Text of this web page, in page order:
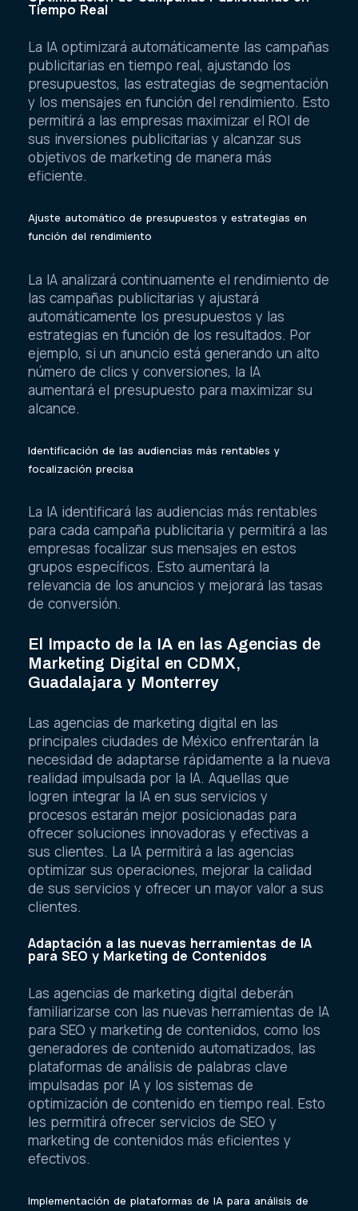
Tiempo Real
La IA optimizará automáticamente las campañas
publicitarias en tiempo real, ajustando los
presupuestos, las estrategias de segmentación
y los mensajes en función del rendimiento. Esto
permitirá a las empresas maximizar el ROI de
sus inversiones publicitarias y alcanzar sus
objetivos de marketing de manera más
eficiente.
Ajuste automático de presupuestos y estrategias en
función del rendimiento
La IA analizará continuamente el rendimiento de
las campañas publicitarias y ajustará
automáticamente los presupuestos y las
estrategias en función de los resultados. Por
ejemplo, si un anuncio está generando un alto
número de clics y conversiones, la IA
aumentará el presupuesto para maximizar su
alcance.
Identificación de las audiencias más rentables y
focalización precisa
La IA identificará las audiencias más rentables
para cada campaña publicitaria y permitirá a las
empresas focalizar sus mensajes en estos
grupos específicos. Esto aumentará la
relevancia de los anuncios y mejorará las tasas
de conversión.
El Impacto de la IA en las Agencias de
Marketing Digital en CDMX,
Guadalajara y Monterrey
Las agencias de marketing digital en las
principales ciudades de México enfrentarán la
necesidad de adaptarse rápidamente a la nueva
realidad impulsada por la IA. Aquellas que
logren integrar la IA en sus servicios y
procesos estarán mejor posicionadas para
ofrecer soluciones innovadoras y efectivas a
sus clientes. La IA permitirá a las agencias
optimizar sus operaciones, mejorar la calidad
de sus servicios y ofrecer un mayor valor a sus
clientes.
Adaptación a las nuevas herramientas de IA
para SEO y Marketing de Contenidos
Las agencias de marketing digital deberán
familiarizarse con las nuevas herramientas de IA
para SEO y marketing de contenidos, como los
generadores de contenido automatizados, las
plataformas de análisis de palabras clave
impulsadas por IA y los sistemas de
optimización de contenido en tiempo real. Esto
les permitirá ofrecer servicios de SEO y
marketing de contenidos más eficientes y
efectivos.
Implementación de plataformas de IA para análisis de